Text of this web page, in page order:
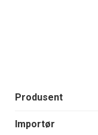
Produsent
Importør